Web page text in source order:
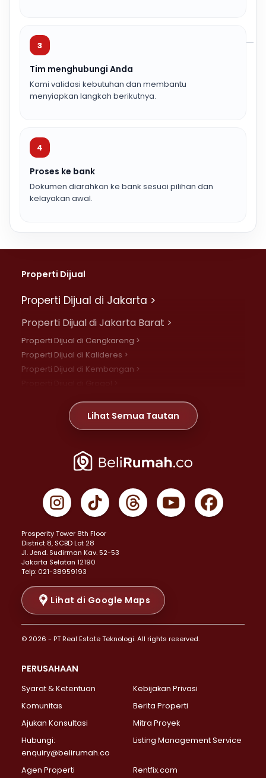
3
Tim menghubungi Anda
Kami validasi kebutuhan dan membantu
menyiapkan langkah berikutnya.
4
Proses ke bank
Dokumen diarahkan ke bank sesuai pilihan dan
kelayakan awal.
Properti Dijual
Properti Dijual di Jakarta >
Properti Dijual di Jakarta Barat >
Properti Dijual di Cengkareng >
Properti Dijual di Kalideres >
Properti Dijual di Kembangan >
Properti Dijual di Meruya >
Properti Dijual di Jelambar >
Properti Dijual di Jakarta Pusat >
Properti Dijual di Gambir >
Properti Dijual di Johar Baru >
Properti Dijual di Menteng >
Properti Dijual di Senen >
Properti Dijual di Tanah Abang >
Properti Dijual di Cikini >
Properti Dijual di Kramat >
Properti Dijual di Pasar Baru >
Properti Dijual di Bendungan Hilir >
Properti Dijual di Jakarta Selatan >
Properti Dijual di Lebak Bulus >
Properti Dijual di Gandaria Selatan >
Properti Dijual di Pondok Labu >
Properti Dijual di Lenteng Agung >
Properti Dijual di Senayan >
Properti Dijual di Pondok Pinang >
Lihat Semua Tautan
Prosperity Tower 8th Floor
District 8, SCBD Lot 28
JI. Jend. Sudirman Kav. 52-53
Jakarta Selatan 12190
Telp: 021-38959193
Lihat di Google Maps
© 2026 - PT Real Estate Teknologi. All rights reserved.
PERUSAHAAN
Syarat & Ketentuan
Kebijakan Privasi
Komunitas
Berita Properti
Ajukan Konsultasi
Mitra Proyek
Hubungi:
enquiry@belirumah.co
Listing Management Service
Agen Properti Rentfix.com